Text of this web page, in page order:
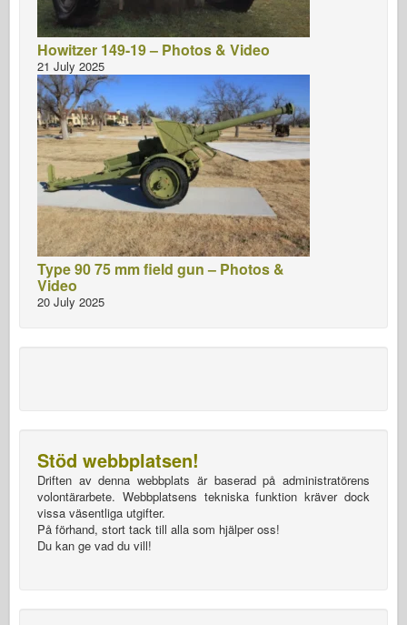
Howitzer 149-19 – Photos & Video
21 July 2025
Type 90 75 mm field gun – Photos &
Video
20 July 2025
Stöd webbplatsen!
Driften av denna webbplats är baserad på administratörens
volontärarbete. Webbplatsens tekniska funktion kräver dock
vissa väsentliga utgifter.
På förhand, stort tack till alla som hjälper oss!
Du kan ge vad du vill!